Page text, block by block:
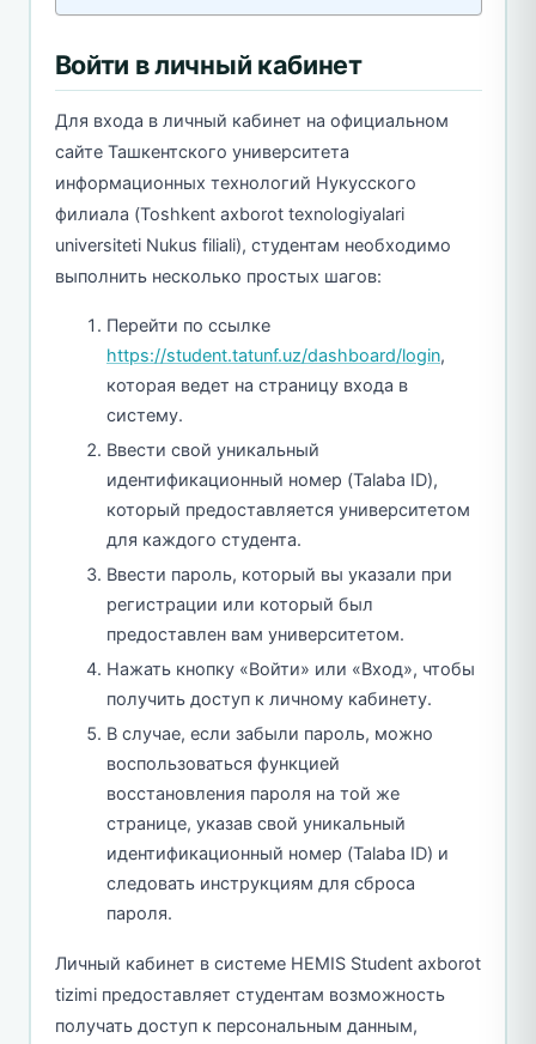
Войти в личный кабинет
Для входа в личный кабинет на официальном
сайте Ташкентского университета
информационных технологий Нукусского
филиала (Toshkent axborot texnologiyalari
universiteti Nukus filiali), студентам необходимо
выполнить несколько простых шагов:
Перейти по ссылке
https://student.tatunf.uz/dashboard/login,
которая ведет на страницу входа в
систему.
Ввести свой уникальный
идентификационный номер (Talaba ID),
который предоставляется университетом
для каждого студента.
Ввести пароль, который вы указали при
регистрации или который был
предоставлен вам университетом.
Нажать кнопку «Войти» или «Вход», чтобы
получить доступ к личному кабинету.
В случае, если забыли пароль, можно
воспользоваться функцией
восстановления пароля на той же
странице, указав свой уникальный
идентификационный номер (Talaba ID) и
следовать инструкциям для сброса
пароля.
Личный кабинет в системе HEMIS Student axborot
tizimi предоставляет студентам возможность
получать доступ к персональным данным,